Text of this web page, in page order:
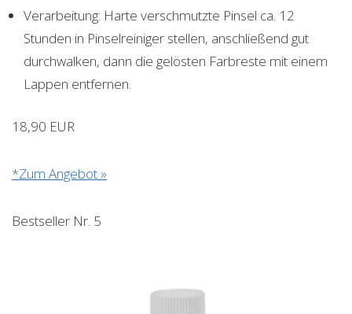
Verarbeitung: Harte verschmutzte Pinsel ca. 12
Stunden in Pinselreiniger stellen, anschließend gut
durchwalken, dann die gelösten Farbreste mit einem
Lappen entfernen.
18,90 EUR
*Zum Angebot »
Bestseller Nr. 5